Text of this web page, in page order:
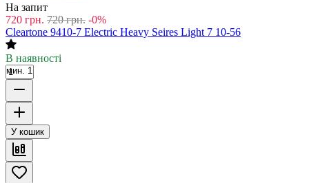
На запит
720 грн. 720 грн. -0%
Cleartone 9410-7 Electric Heavy Seires Light 7 10-56
В наявності
мин. 1
У кошик